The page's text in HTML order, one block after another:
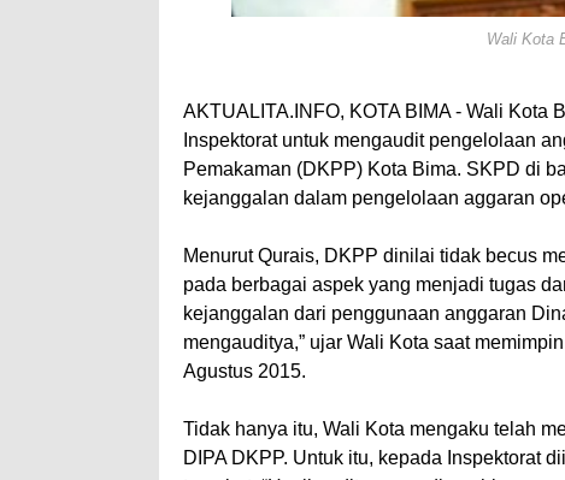
Wali Kota
AKTUALITA.INFO, KOTA BIMA - Wali Kota
Inspektorat untuk mengaudit pengelolaan
Pemakaman (DKPP) Kota Bima. SKPD di
kejanggalan dalam pengelolaan aggaran
Menurut Qurais, DKPP dinilai tidak becus
pada berbagai aspek yang menjadi tugas
kejanggalan dari penggunaan anggaran
mengauditya,” ujar Wali Kota saat
Agustus 2015.
Tidak hanya itu, Wali Kota mengaku telah
DIPA DKPP. Untuk itu, kepada Inspektorat